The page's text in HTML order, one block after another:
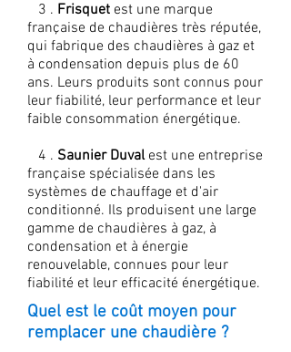
3 . Frisquet est une marque
française de chaudières très réputée,
qui fabrique des chaudières à gaz et
à condensation depuis plus de 60
ans. Leurs produits sont connus pour
leur fiabilité, leur performance et leur
faible consommation énergétique.
4 . Saunier Duvalest une entreprise
française spécialisée dans les
systèmes de chauffage et d'air
conditionné. Ils produisent une large
gamme de chaudières à gaz, à
condensation et à énergie
renouvelable, connues pour leur
fiabilité et leur efficacité énergétique.
Quel est le coût moyen pour
remplacer une chaudière ?